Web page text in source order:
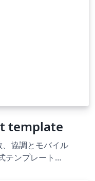
template
協調とモバイル
テンプレート